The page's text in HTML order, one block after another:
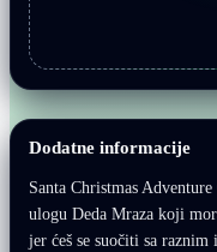
Dodatne informacije
Santa Christmas
ulogu Deda Mraza koji
jer ćeš se suočiti sa raznim